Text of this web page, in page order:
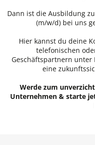
Dann ist die Ausbildung
(m/w/d) bei uns
Hier kannst du deine
telefonischen
Geschäftspartnern
eine
Werde zum
Unternehmen & starte